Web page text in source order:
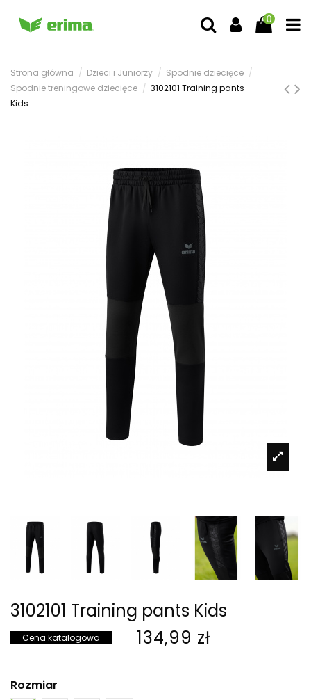
0
Strona główna Dzieci i Juniorzy
Spodnie dziecięce
Spodnie treningowe dziecięce
3102101 Training pants
Kids
3102101 Training pants Kids
Cena katalogowa 134,99 zł
Rozmiar